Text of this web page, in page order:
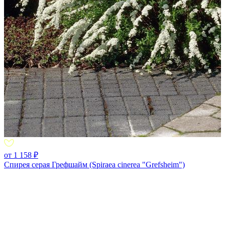
от 1 158 ₽
Спирея серая Грефшайм (Spiraea cinerea "Grefsheim")